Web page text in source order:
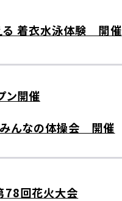
る 着衣水泳体験 開催
ン開催
みんなの体操会 開催
78回花火大会